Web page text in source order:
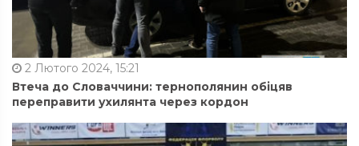
2 Лютого 2024, 15:21
Втеча до Словаччини: тернополянин обіцяв
переправити ухилянта через кордон